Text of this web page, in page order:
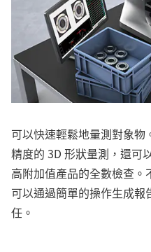
可以快速輕鬆地量測對象
精度的 3D 形狀量測，還可
高附加值產品的全數檢查
可以通過簡單的操作生成
任。